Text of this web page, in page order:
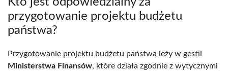
przygotowanie projektu budżetu
państwa?
Przygotowanie projektu budżetu państwa leży w gestii
Ministerstwa Finansów, które działa zgodnie z wytycznymi